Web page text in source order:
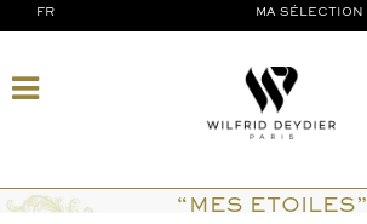
FR MA SÉLECTION
“MES ETOILES”